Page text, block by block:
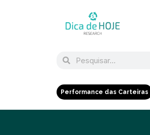
Performance das Carteiras